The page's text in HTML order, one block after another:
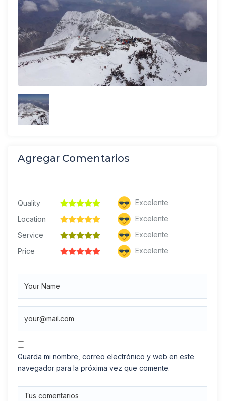
Agregar Comentarios
Quality
Excelente
Location
Excelente
Service
Excelente
Price
Excelente
Guarda mi nombre, correo electrónico y web en este
navegador para la próxima vez que comente.